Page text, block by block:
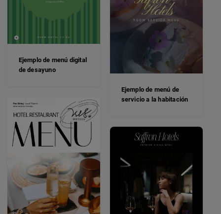
Ejemplo de menú digital
de desayuno
Ejemplo de menú de
servicio a la habitación